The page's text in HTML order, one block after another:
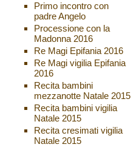
Primo incontro con
padre Angelo
Processione con la
Madonna 2016
Re Magi Epifania 2016
Re Magi vigilia Epifania
2016
Recita bambini
mezzanotte Natale 2015
Recita bambini vigilia
Natale 2015
Recita cresimati vigilia
Natale 2015